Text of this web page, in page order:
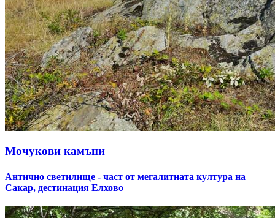
Мочукови камъни
Антично светилище - част от мегалитната култура на
Сакар, дестинация Елхово